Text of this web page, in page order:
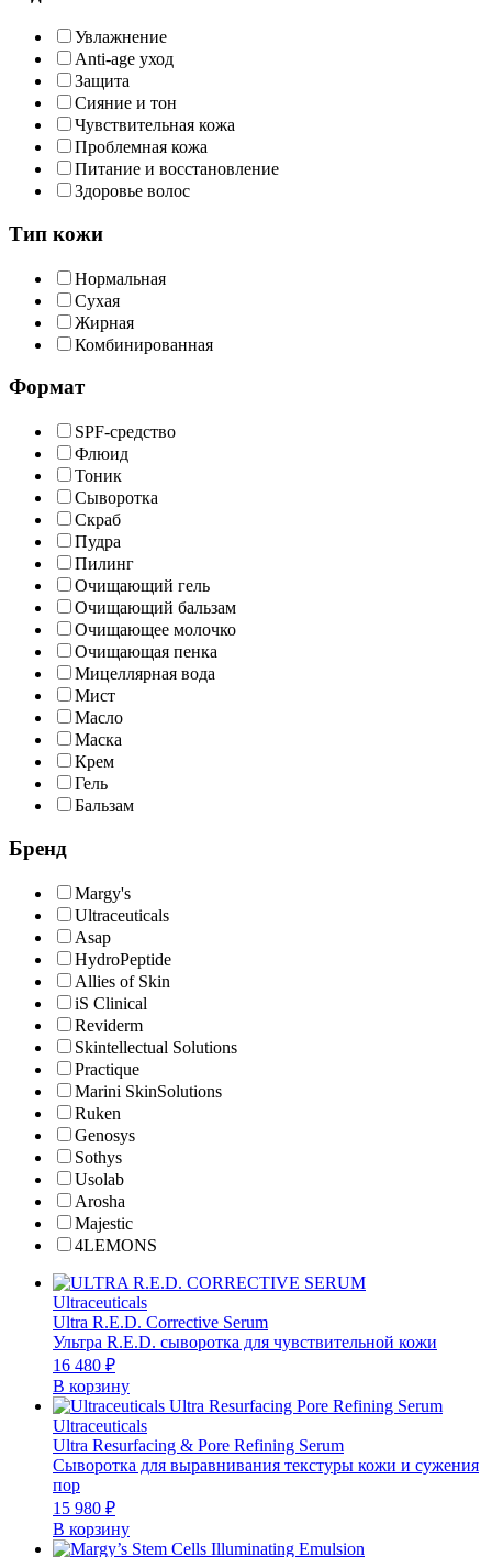
Увлажнение
Anti-age уход
Защита
Сияние и тон
Чувствительная кожа
Проблемная кожа
Питание и восстановление
Здоровье волос
Тип кожи
Нормальная
Сухая
Жирная
Комбинированная
Формат
SPF-средство
Флюид
Тоник
Сыворотка
Скраб
Пудра
Пилинг
Очищающий гель
Очищающий бальзам
Очищающее молочко
Очищающая пенка
Мицеллярная вода
Мист
Масло
Маска
Крем
Гель
Бальзам
Бренд
Margy's
Ultraceuticals
Asap
HydroPeptide
Allies of Skin
iS Clinical
Reviderm
Skintellectual Solutions
Practique
Marini SkinSolutions
Ruken
Genosys
Sothys
Usolab
Arosha
Majestic
4LEMONS
Ultraceuticals
Ultra R.E.D. Corrective Serum
Ультра R.E.D. сыворотка для чувствительной кожи
16 480 ₽
В корзину
Ultraceuticals
Ultra Resurfacing & Pore Refining Serum
Сыворотка для выравнивания текстуры кожи и сужения
пор
15 980 ₽
В корзину